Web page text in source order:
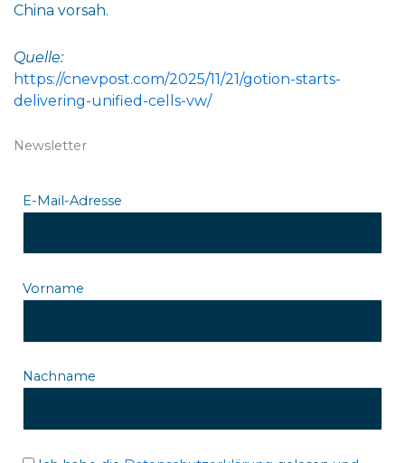
China vorsah.
Quelle:
https://cnevpost.com/2025/11/21/gotion-starts-
delivering-unified-cells-vw/
Newsletter
E-Mail-Adresse
Vorname
Nachname